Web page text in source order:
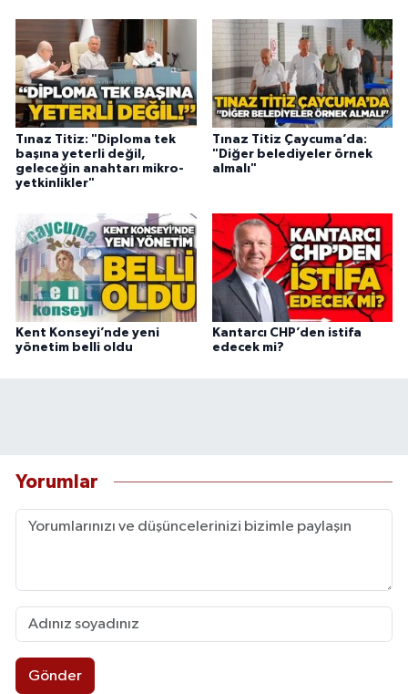
Tınaz Titiz: "Diploma tek
başına yeterli değil,
geleceğin anahtarı mikro-
yetkinlikler"
Tınaz Titiz Çaycuma’da:
"Diğer belediyeler örnek
almalı"
Kent Konseyi’nde yeni
yönetim belli oldu
Kantarcı CHP’den istifa
edecek mi?
Yorumlar
Gönder